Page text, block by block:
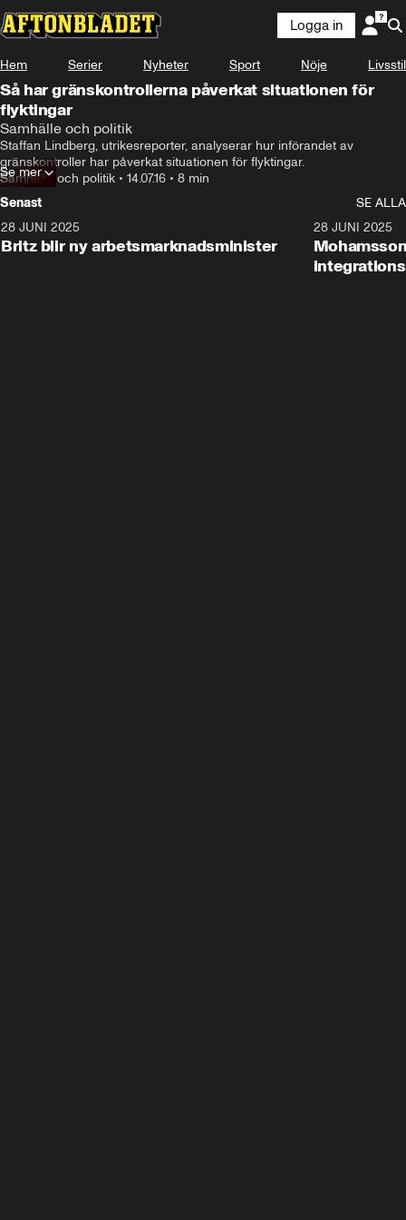
Logga in
Hem Serier Nyheter Sport Nöje Livsstil
Så har gränskontrollerna påverkat situationen för
flyktingar
Samhälle och politik
Staffan Lindberg, utrikesreporter, analyserar hur införandet av
gränskontroller har påverkat situationen för flyktingar.
Samhälle och politik • 14.07.16 • 8 min
Se mer
Senast
SE ALLA
28 JUNI 2025
Britz blir ny arbetsmarknadsminister
28 JUNI 2025